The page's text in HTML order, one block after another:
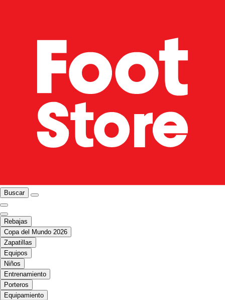
Buscar
Rebajas
Copa del Mundo 2026
Zapatillas
Equipos
Niños
Entrenamiento
Porteros
Equipamiento